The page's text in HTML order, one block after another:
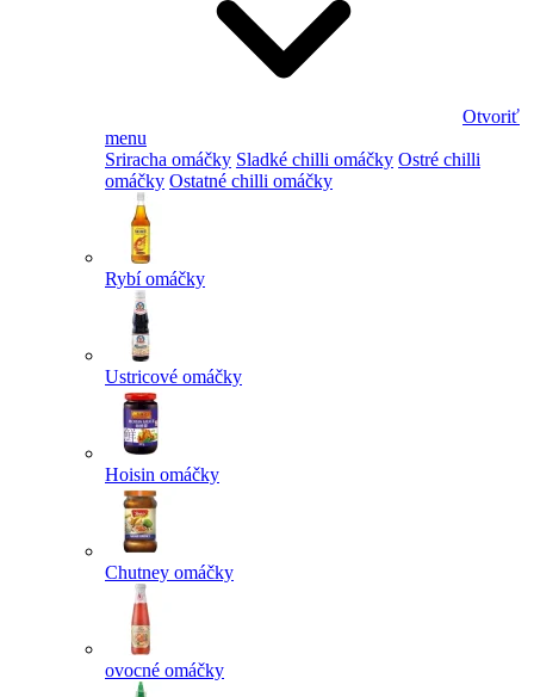
Otvoriť
menu
Sriracha omáčky Sladké chilli omáčky Ostré chilli
omáčky Ostatné chilli omáčky
Rybí omáčky
Ustricové omáčky
Hoisin omáčky
Chutney omáčky
ovocné omáčky